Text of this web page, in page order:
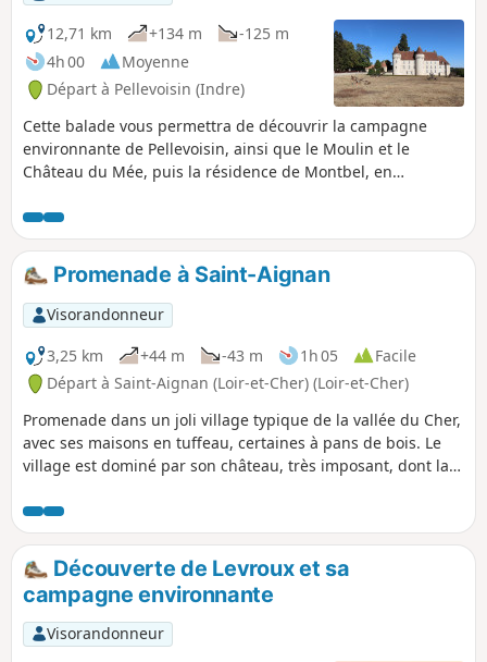
12,71 km
+134 m
-125 m
4h 00
Moyenne
Départ à Pellevoisin (Indre)
Cette balade vous permettra de découvrir la campagne
environnante de Pellevoisin, ainsi que le Moulin et le
Château du Mée, puis la résidence de Montbel, en
Promenade à Saint-Aignan
Visorandonneur
3,25 km
+44 m -43 m 1h 05
Facile
Départ à Saint-Aignan (Loir-et-Cher) (Loir-et-Cher)
Promenade dans un joli village typique de la vallée du Cher,
avec ses maisons en tuffeau, certaines à pans de bois. Le
village est dominé par son château, très imposant, dont la
vallée et les toits du village. À son pied, la collégiale romane
possède des chapiteaux remarquables, des fresques
murales et une grande crypte.
Découverte de Levroux et sa
campagne environnante
Visorandonneur